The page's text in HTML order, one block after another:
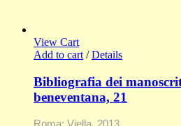
View Cart
Add to cart / Details
Bibliografia dei
beneventana, 21